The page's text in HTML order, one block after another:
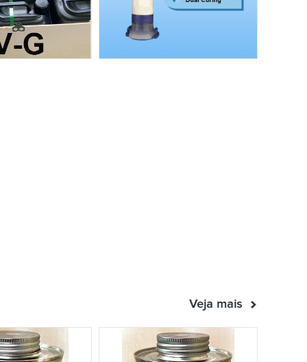
Veja mais